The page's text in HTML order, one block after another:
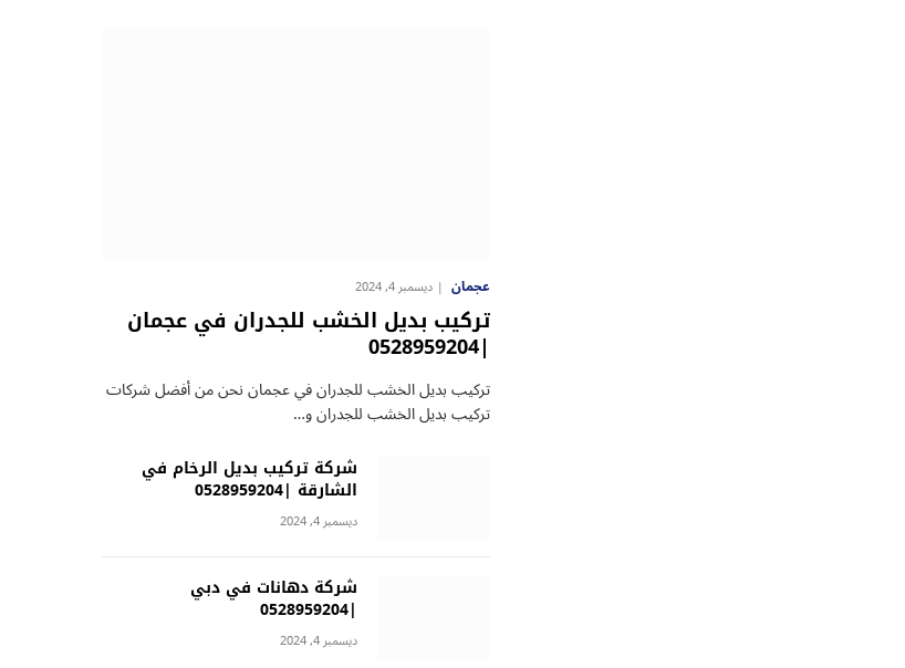
عجمان ديسمبر 4, 2024
تركيب بديل الخشب للجدران في عجمان
|0528959204
تركيب بديل الخشب للجدران في عجمان نحن من أفضل شركات
تركيب بديل الخشب للجدران و…
شركة تركيب بديل الرخام في
الشارقة |0528959204
ديسمبر 4, 2024
شركة دهانات في دبي
|0528959204
ديسمبر 4, 2024